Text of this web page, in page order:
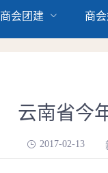
商会团建 商
云南省今
2017-02-13